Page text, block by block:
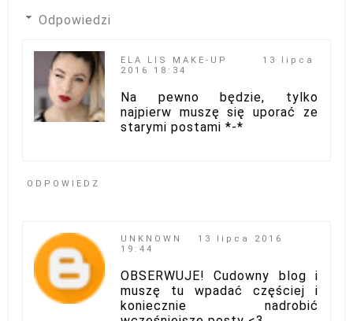
Odpowiedzi
ELA LIS MAKE-UP
13 lipca
2016 18:34
Na pewno będzie, tylko
najpierw muszę się uporać ze
starymi postami *-*
ODPOWIEDZ
UNKNOWN
13 lipca 2016
19:44
OBSERWUJE! Cudowny blog i
muszę tu wpadać częściej i
koniecznie nadrobić